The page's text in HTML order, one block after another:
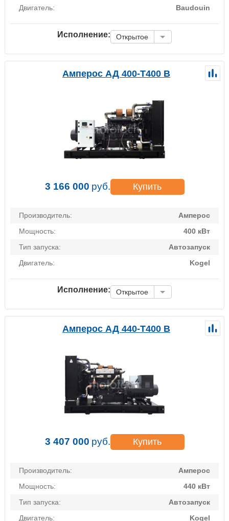
Двигатель: Baudouin
Исполнение: Открытое
Амперос АД 400-Т400 B
3 166 000 руб. Купить
Производитель:
Амперос
Мощность:
400 кВт
Тип запуска:
Автозапуск
Двигатель:
Kogel
Исполнение: Открытое
Амперос АД 440-Т400 B
3 407 000 руб. Купить
Производитель:
Амперос
Мощность:
440 кВт
Тип запуска:
Автозапуск
Двигатель:
Kogel